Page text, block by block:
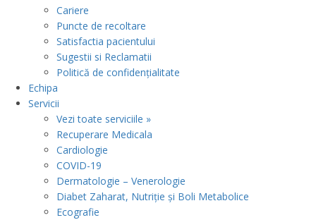
Cariere
Puncte de recoltare
Satisfactia pacientului
Sugestii si Reclamatii
Politică de confidențialitate
Echipa
Servicii
Vezi toate serviciile »
Recuperare Medicala
Cardiologie
COVID-19
Dermatologie – Venerologie
Diabet Zaharat, Nutriție și Boli Metabolice
Ecografie